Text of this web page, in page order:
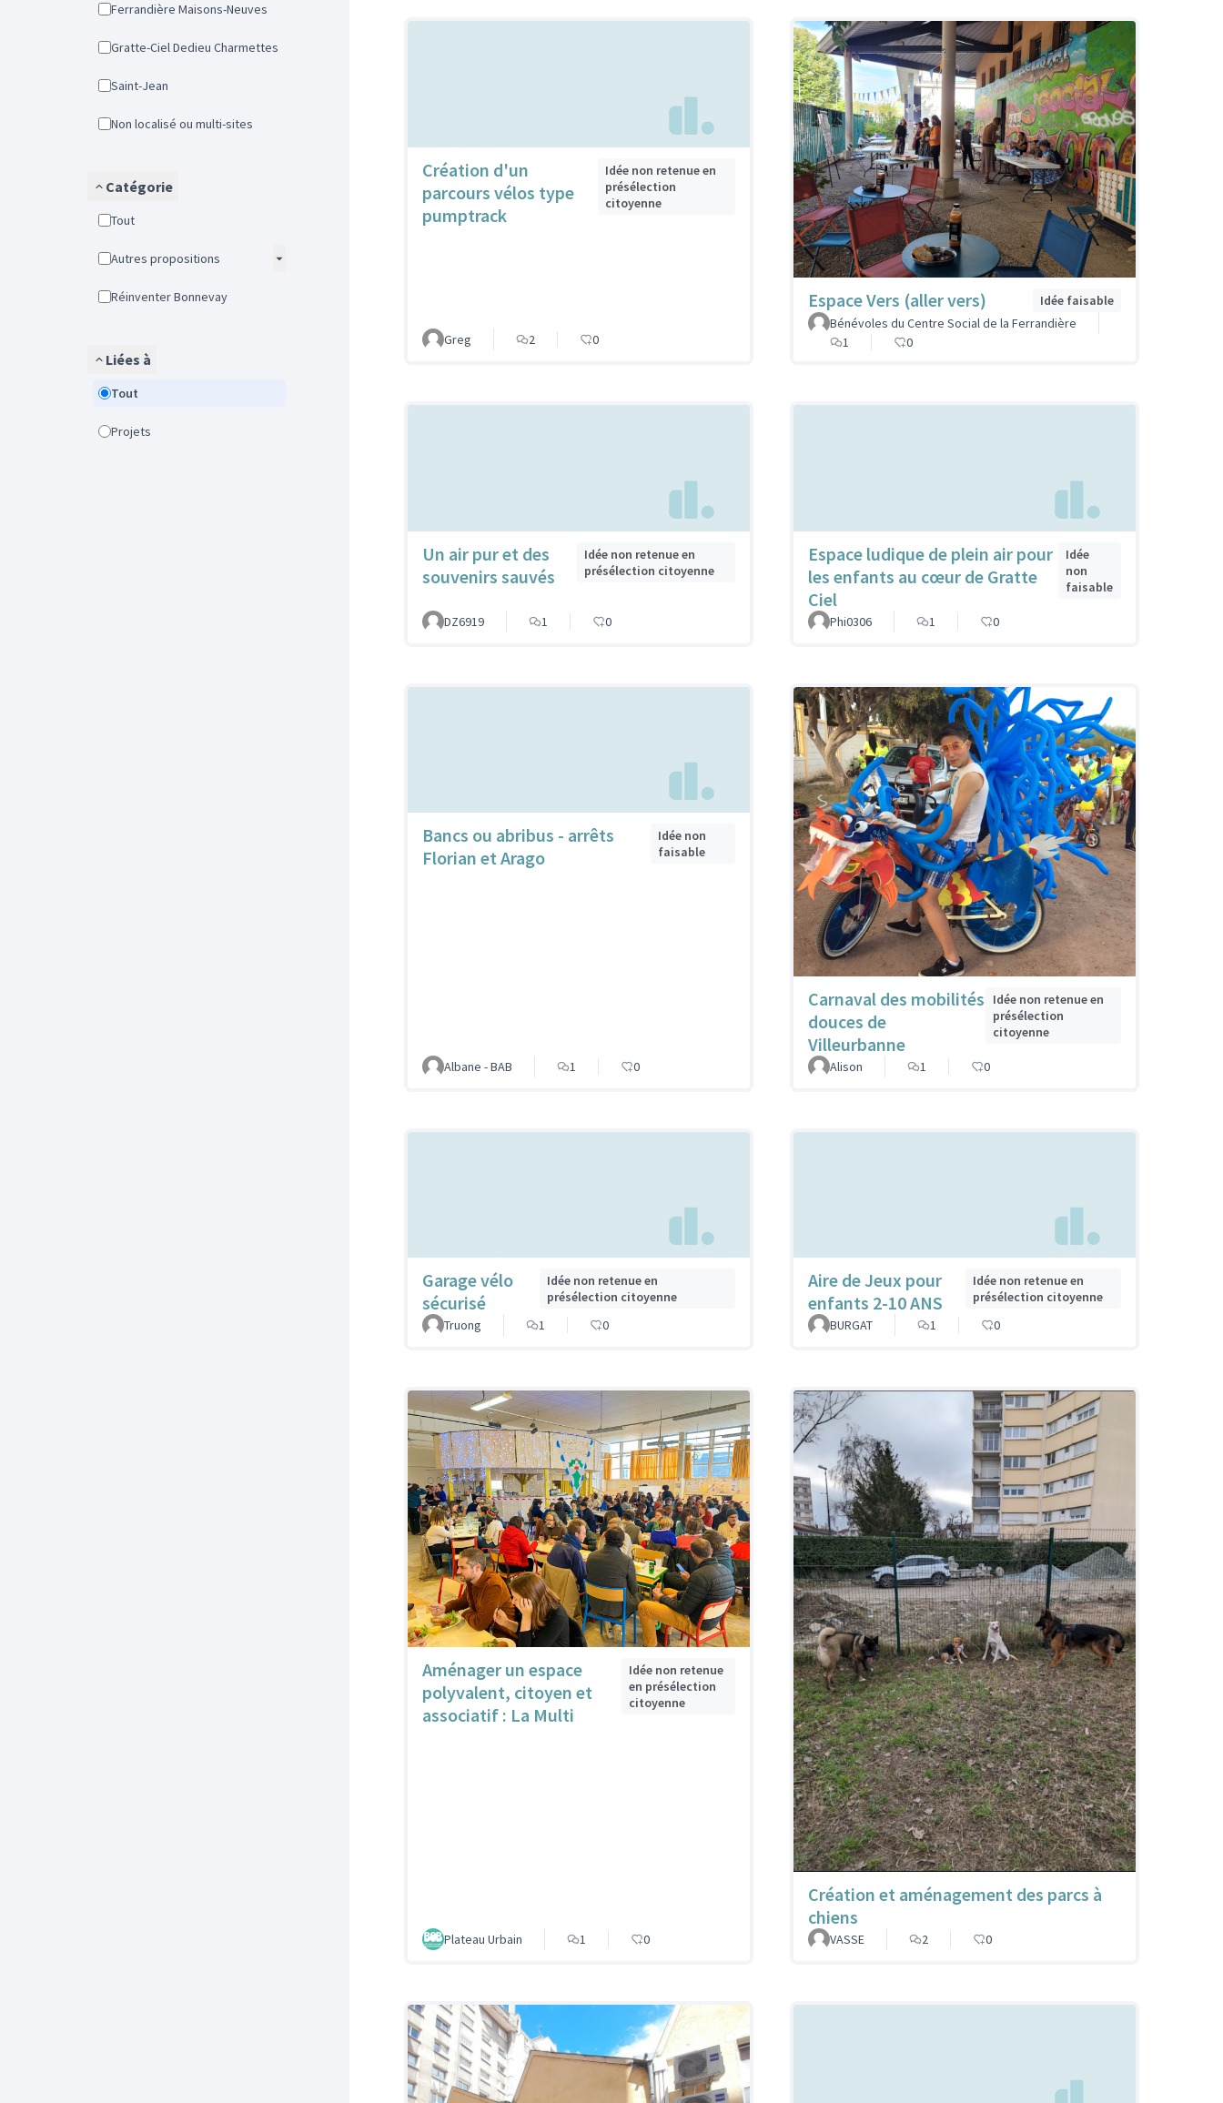
Ferrandière Maisons-Neuves
Gratte-Ciel Dedieu Charmettes
Saint-Jean
Non localisé ou multi-sites
Catégorie
Tout
Autres propositions
Réinventer Bonnevay
Liées à
Tout
Projets
Création d'un
parcours vélos type
pumptrack
Idée non retenue en
présélection
citoyenne
Greg 2 0
Espace Vers (aller vers)
Idée faisable
Bénévoles du Centre Social de la Ferrandière
1
0
Un air pur et des
souvenirs sauvés
Idée non retenue en
présélection citoyenne
DZ6919 1 0
Espace ludique de plein air pour
les enfants au cœur de Gratte
Ciel
Idée
non
faisable
Phi0306 1 0
Bancs ou abribus - arrêts
Florian et Arago
Idée non
faisable
Albane - BAB 1 0
Carnaval des mobilités
douces de
Villeurbanne
Idée non retenue en
présélection
citoyenne
Alison 1 0
Garage vélo
sécurisé
Idée non retenue en
présélection citoyenne
Truong
1 0
Aire de Jeux pour
enfants 2-10 ANS
Idée non retenue en
présélection citoyenne
BURGAT
1 0
Aménager un espace
polyvalent, citoyen et
associatif : La Multi
Idée non retenue
en présélection
citoyenne
Plateau Urbain 1 0
Création et aménagement des parcs à
chiens
VASSE 2 0